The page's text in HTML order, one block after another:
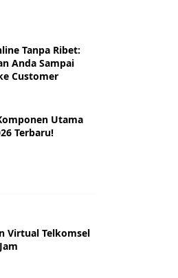
Tanpa Ribet:
Anda Sampai
Customer
Utama
Terbaru!
Virtual Telkomsel